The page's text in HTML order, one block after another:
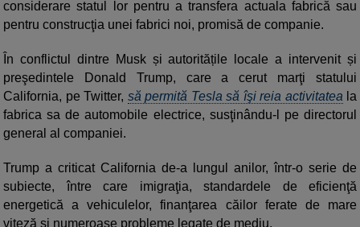
considerare statul lor pentru a transfera actuala fabrică sau
pentru construcţia unei fabrici noi, promisă de companie.
În conflictul dintre Musk și autoritățile locale a intervenit și
preşedintele Donald Trump, care a cerut marţi statului
California, pe Twitter, să permită Tesla să îşi reia activitatea la
fabrica sa de automobile electrice, susţinându-l pe directorul
general al companiei.
Trump a criticat California de-a lungul anilor, într-o serie de
subiecte, între care imigraţia, standardele de eficienţă
energetică a vehiculelor, finanţarea căilor ferate de mare
viteză şi numeroase probleme legate de mediu.